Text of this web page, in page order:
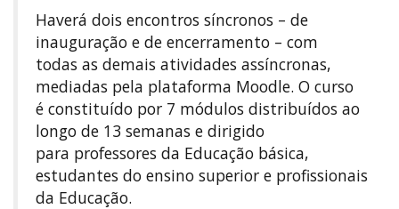
Haverá dois encontros síncronos – de
inauguração e de encerramento – com
todas as demais atividades assíncronas,
mediadas pela plataforma Moodle. O curso
é constituído por 7 módulos distribuídos ao
longo de 13 semanas e dirigido
para professores da Educação básica,
estudantes do ensino superior e profissionais
da Educação.